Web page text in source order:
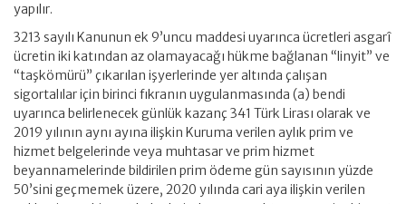
yapılır.
3213 sayılı Kanunun ek 9’uncu maddesi uyarınca ücretleri asgarî
ücretin iki katından az olamayacağı hükme bağlanan “linyit” ve
“taşkömürü” çıkarılan işyerlerinde yer altında çalışan
sigortalılar için birinci fıkranın uygulanmasında (a) bendi
uyarınca belirlenecek günlük kazanç 341 Türk Lirası olarak ve
2019 yılının aynı ayına ilişkin Kuruma verilen aylık prim ve
hizmet belgelerinde veya muhtasar ve prim hizmet
beyannamelerinde bildirilen prim ödeme gün sayısının yüzde
50’sini geçmemek üzere, 2020 yılında cari aya ilişkin verilen